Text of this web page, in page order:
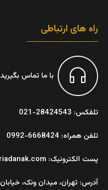
راه های ارتباطی
با ما تماس بگیرید
تلفکس: 28424543-021
تلفن همراه: 6668424-0992
پست الکترونیک: info{at}ariadanak.com
آدرس: